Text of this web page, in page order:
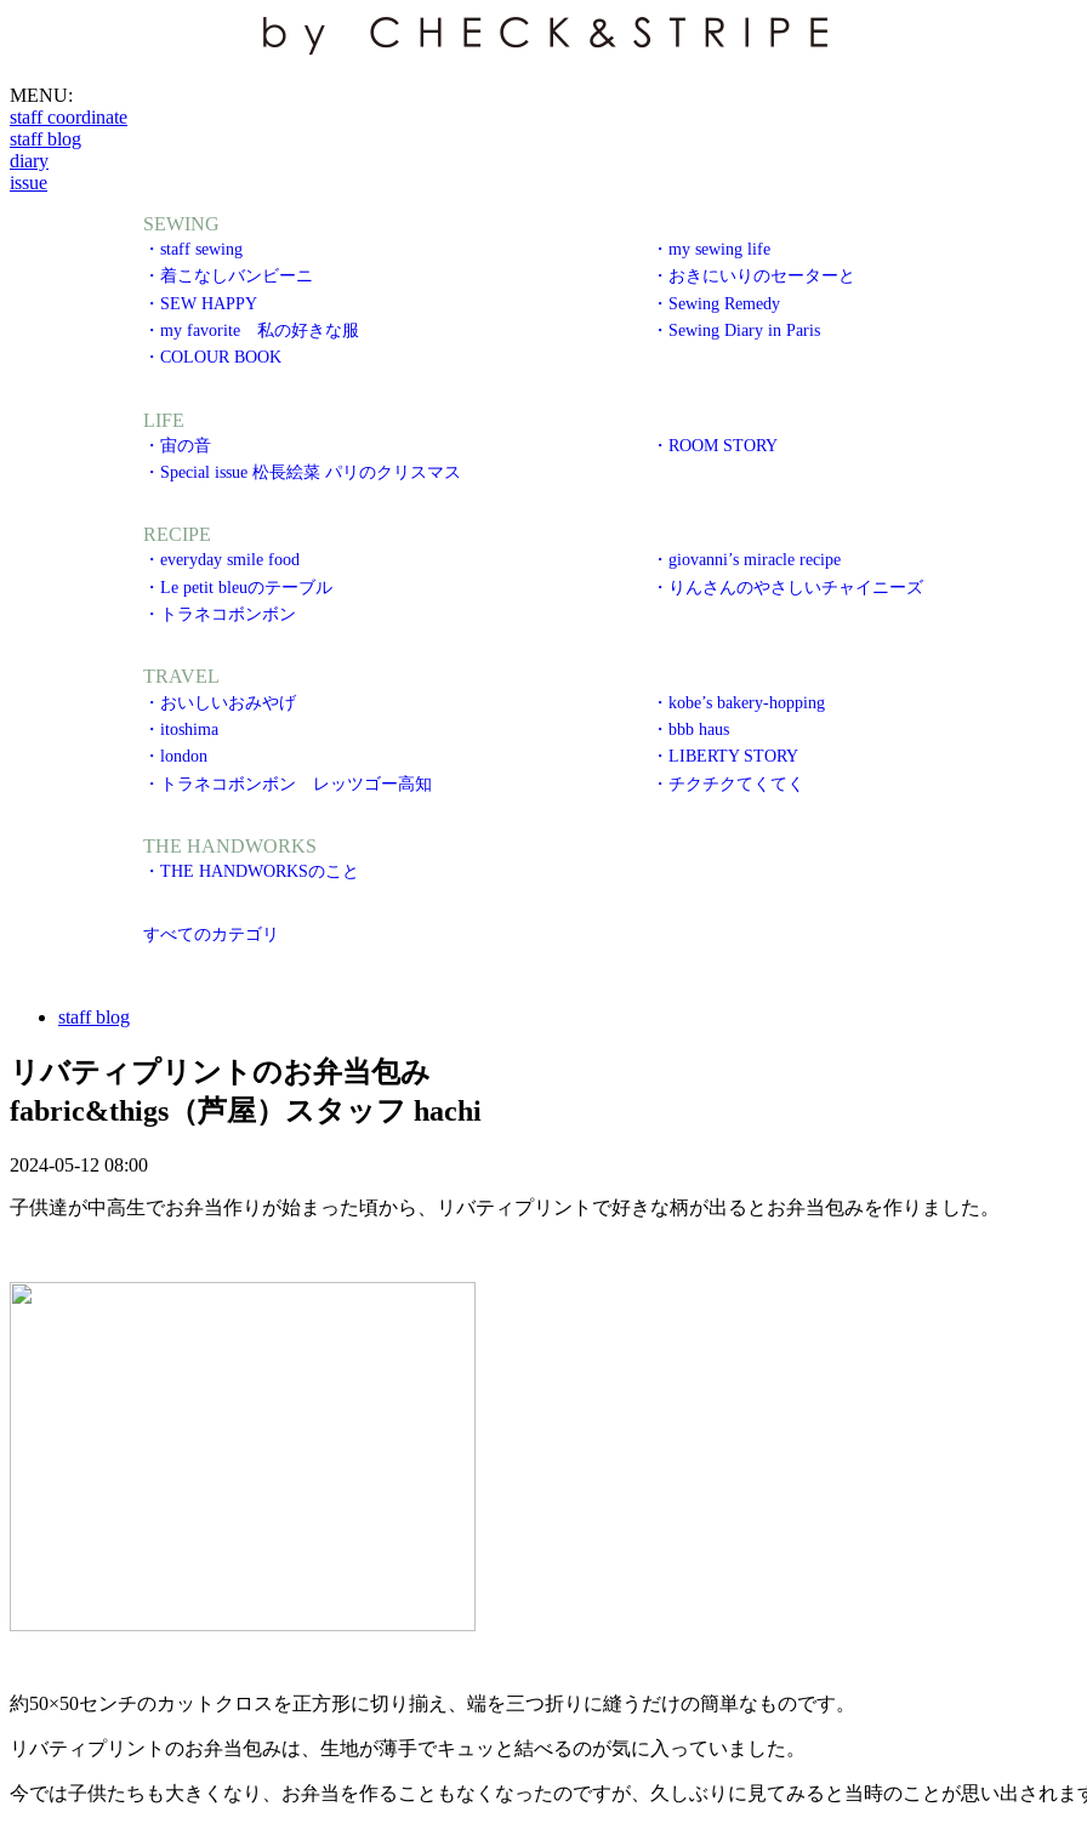
MENU:
staff coordinate
staff blog
diary
issue
SEWING
・staff sewing
・my sewing life
・着こなしバンビーニ
・おきにいりのセーターと
・SEW HAPPY
・Sewing Remedy
・my favorite 私の好きな服
・Sewing Diary in Paris
・COLOUR BOOK
LIFE
・宙の音
・ROOM STORY
・Special issue 松長絵菜 パリのクリスマス
RECIPE
・everyday smile food
・giovanni’s miracle recipe
・Le petit bleuのテーブル
・りんさんのやさしいチャイニーズ
・トラネコボンボン
TRAVEL
・おいしいおみやげ
・kobe’s bakery-hopping
・itoshima
・bbb haus
・london
・LIBERTY STORY
・トラネコボンボン レッツゴー高知
・チクチクてくてく
THE HANDWORKS
・THE HANDWORKSのこと
すべてのカテゴリ
staff blog
リバティプリントのお弁当包み
fabric&thigs（芦屋）スタッフ hachi
2024-05-12 08:00
子供達が中高生でお弁当作りが始まった頃から、リバティプリントで好きな柄が出るとお弁当包みを作りました。
約50×50センチのカットクロスを正方形に切り揃え、端を三つ折りに縫うだけの簡単なものです。
リバティプリントのお弁当包みは、生地が薄手でキュッと結べるのが気に入っていました。
今では子供たちも大きくなり、お弁当を作ることもなくなったのですが、久しぶりに見てみると当時のことが思い出されま